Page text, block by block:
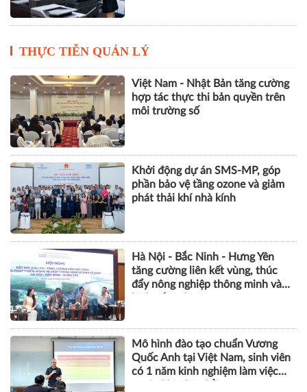
THỰC TIỄN QUẢN LÝ
Việt Nam - Nhật Bản tăng cường
hợp tác thực thi bản quyền trên
môi trường số
Khởi động dự án SMS-MP, góp
phần bảo vệ tầng ozone và giảm
phát thải khí nhà kính
Hà Nội - Bắc Ninh - Hưng Yên
tăng cường liên kết vùng, thúc
đẩy nông nghiệp thông minh và
Mô hình đào tạo chuẩn Vương
Quốc Anh tại Việt Nam, sinh viên
có 1 năm kinh nghiệm làm việc